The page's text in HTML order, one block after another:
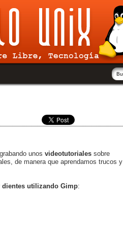
unos videotutoriales sobre
de manera que aprendamos trucos y
dientes utilizando Gimp: